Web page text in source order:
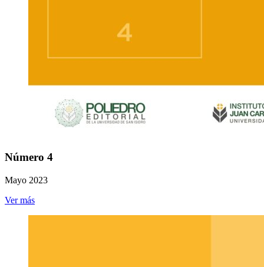
Número 4
Mayo 2023
Ver más